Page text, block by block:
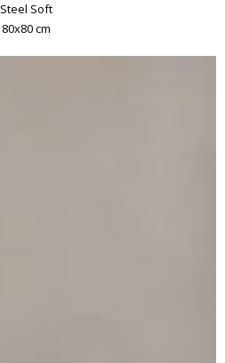
Steel Soft
80x80 cm